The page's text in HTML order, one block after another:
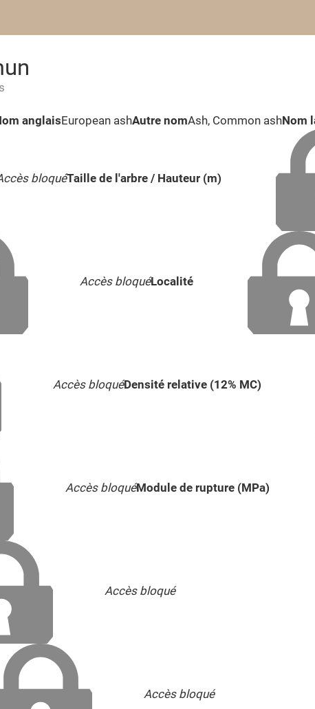
anglaisEuropean ashAutre nomAsh, Common ashNom
bloquéTaille de l'arbre / Hauteur (m)
Accès bloquéLocalité
Accès bloquéDensité relative (12% MC)
Accès bloquéModule de rupture (MPa)
Accès bloqué
Accès bloqué